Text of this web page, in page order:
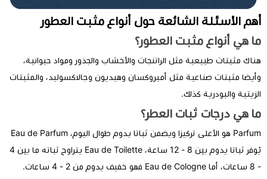
أهم الأسئلة الشائعة حول أنواع مثبت العطور
ما هي أنواع مثبت العطور؟
هناك مثبتات طبيعية مثل الراتنجات والأخشاب والجذور ومواد حيوانية،
وأيضا مثبتات صناعية مثل أمبروكسان وهيديون وجالاكسوليد، والمثبتات
الزيتية والبودرية كذلك.
ما هي درجات ثبات العطر؟
Parfum هو الأعلى تركيزا ويضمن ثباتا يدوم طوال اليوم، Eau de Parfum
يُوفر ثباتا يدوم بين 8 - 12 ساعة، Eau de Toilette يتراوح ثباته ما بين 4
- 8 ساعات، أما Eau de Cologne فهو خفيف يدوم من 2 - 4 ساعات.